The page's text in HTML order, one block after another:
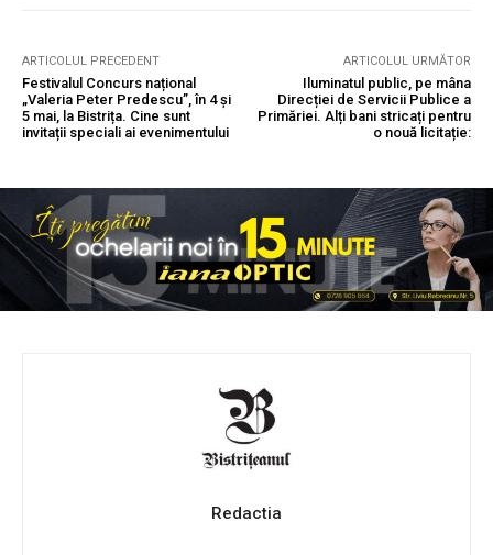
ARTICOLUL PRECEDENT
Festivalul Concurs național
„Valeria Peter Predescu”, în 4 și
5 mai, la Bistrița. Cine sunt
invitații speciali ai evenimentului
ARTICOLUL URMĂTOR
Iluminatul public, pe mâna
Direcției de Servicii Publice a
Primăriei. Alți bani stricați pentru
o nouă licitație:
Redactia